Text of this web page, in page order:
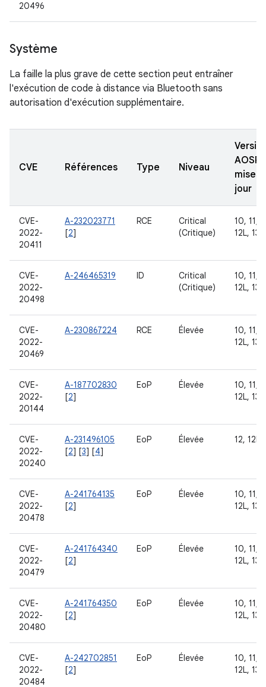
20496
Système
La faille la plus grave de cette section peut entraîner
l'exécution de code à distance via Bluetooth sans
autorisation d'exécution supplémentaire.
CVE Références Type Niveau
AOSP
mises
jour
CVE-
2022-
20411
A-232023771
[2]
RCE
Critical
(Critique)
10, 11,
12L, 13
CVE-
2022-
20498
A-246465319 ID
Critical
(Critique)
10, 11,
12L, 13
CVE-
2022-
20469
A-230867224 RCE Élevée
10, 11,
12L, 13
CVE-
2022-
20144
A-187702830
[2]
EoP Élevée
10, 11,
12L, 13
CVE-
2022-
20240
A-231496105
[2] [3] [4]
EoP Élevée 12, 12L
CVE-
2022-
20478
A-241764135
[2]
EoP Élevée
10, 11,
12L, 13
CVE-
2022-
20479
A-241764340
[2]
EoP Élevée
10, 11,
12L, 13
CVE-
2022-
20480
A-241764350
[2]
EoP Élevée
10, 11,
12L, 13
CVE-
2022-
20484
A-242702851
[2]
EoP Élevée
10, 11,
12L, 13